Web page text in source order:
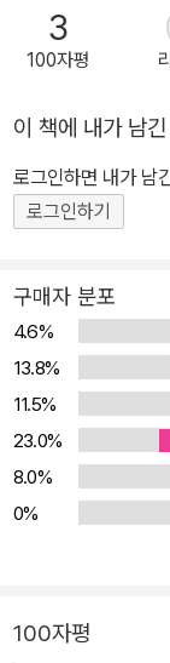
하는 태생적인 한
서 시작해 셰익스
청소년희곡 출간은
다. 최근 들어 국내 연극계에는 청소년연극 열풍이 불고 있다. 2011
년 5월에 출범한 ‘국
작은 극단 및 연극
분야에서 소외되는
창작 희곡을 개발하
매진하는 한편, 교
함께 청소년연극을
자그마치 여섯 편의
문고는 이러한 변화
문학 작품으로서도
굴하여 출간할 예
각한다. 또한 단순
는 함께 읽고(연기
3
100자평
이 책에 내가 남
로그인하면 내가 남
로그인하기
구매자 분포
4.6%
13.8%
11.5%
23.0%
8.0%
0%
100자평